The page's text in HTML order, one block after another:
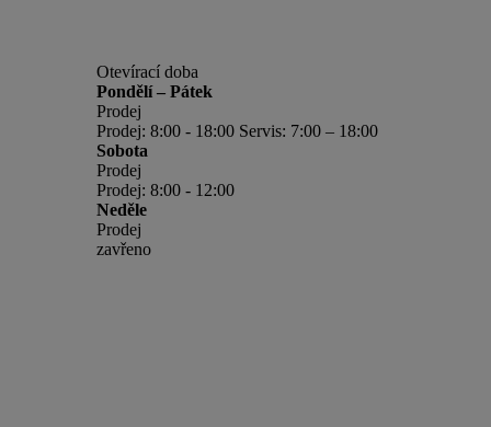
Otevírací doba
Pondělí – Pátek
Prodej
Prodej: 8:00 - 18:00 Servis: 7:00 – 18:00
Sobota
Prodej
Prodej: 8:00 - 12:00
Neděle
Prodej
zavřeno